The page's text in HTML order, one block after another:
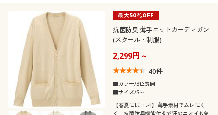
最大50％OFF
抗菌防臭 薄手ニットカーディガン
(スクール・制服)
2,299円～
40件
■カラー/3色展開
■サイズ/S～L
【春夏にはコレ!】薄手素材でムレにく
く、抗菌防臭機能付きで汗のニオイも気